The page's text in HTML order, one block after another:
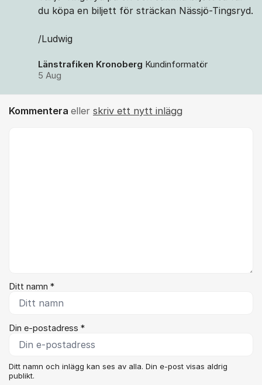
du köpa en biljett för sträckan Nässjö-Tingsryd.
/Ludwig
Länstrafiken Kronoberg Kundinformatör
5 Aug
Kommentera eller skriv ett nytt inlägg
Ditt namn *
Din e-postadress *
Ditt namn och inlägg kan ses av alla. Din e-post visas aldrig
publikt.